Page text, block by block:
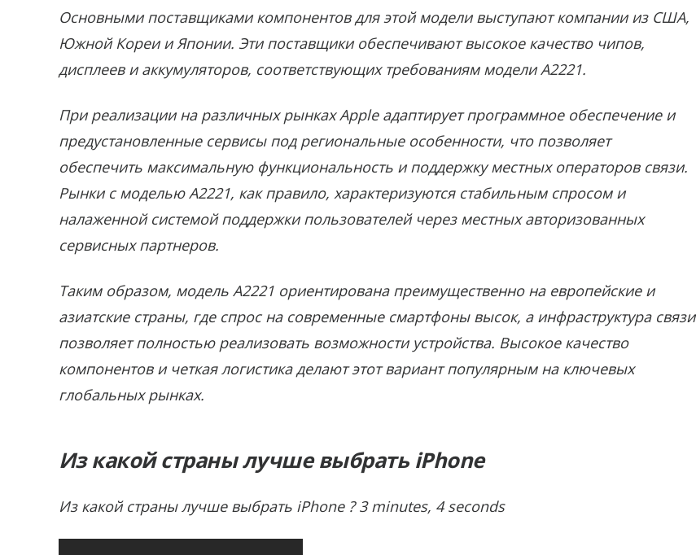
Основными поставщиками компонентов для этой модели выступают компании из США,
Южной Кореи и Японии. Эти поставщики обеспечивают высокое качество чипов,
дисплеев и аккумуляторов, соответствующих требованиям модели A2221.
При реализации на различных рынках Apple адаптирует программное обеспечение и
предустановленные сервисы под региональные особенности, что позволяет
обеспечить максимальную функциональность и поддержку местных операторов связи.
Рынки с моделью A2221, как правило, характеризуются стабильным спросом и
налаженной системой поддержки пользователей через местных авторизованных
сервисных партнеров.
Таким образом, модель A2221 ориентирована преимущественно на европейские и
азиатские страны, где спрос на современные смартфоны высок, а инфраструктура связи
позволяет полностью реализовать возможности устройства. Высокое качество
компонентов и четкая логистика делают этот вариант популярным на ключевых
глобальных рынках.
Из какой страны лучше выбрать iPhone
Из какой страны лучше выбрать iPhone ? 3 minutes, 4 seconds